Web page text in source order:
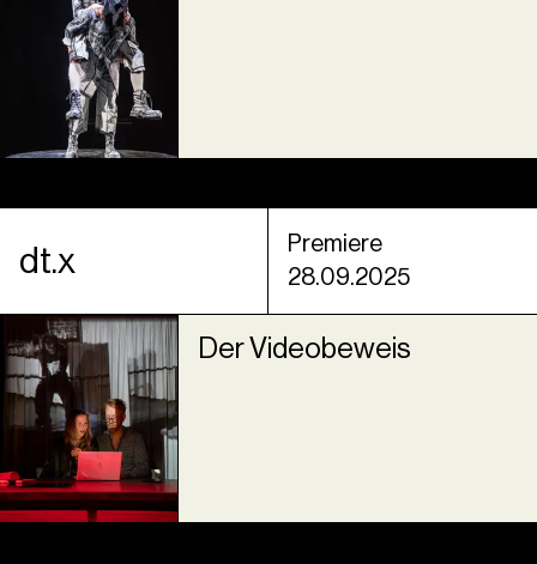
dt.x
Premiere
28.09.2025
Der Videobeweis